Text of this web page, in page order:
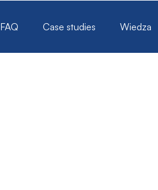
FAQ Case studies Wiedza